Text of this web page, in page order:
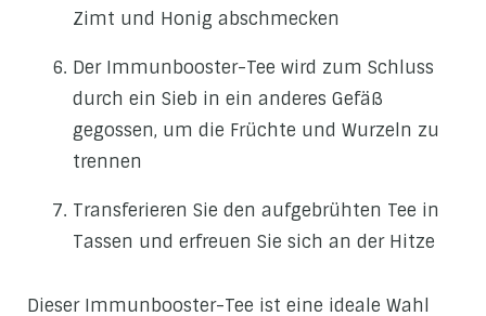
Zimt und Honig abschmecken
Der Immunbooster-Tee wird zum Schluss
durch ein Sieb in ein anderes Gefäß
gegossen, um die Früchte und Wurzeln zu
trennen
Transferieren Sie den aufgebrühten Tee in
Tassen und erfreuen Sie sich an der Hitze
Dieser Immunbooster-Tee ist eine ideale Wahl